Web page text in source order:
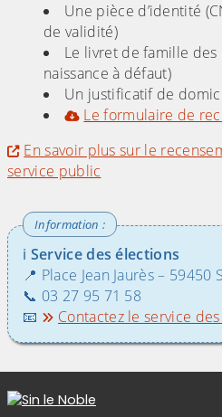
Une pièce d’identité
de validité)
Le livret de famille
naissance à défaut)
Un justificatif de
Le formulaire de
En savoir plus sur le
service public
ℹ️ Service des élections
📍 Place Jean Jaurès – 59450
📞 03 27 95 71 58
📧
Contactez le service
Informations de